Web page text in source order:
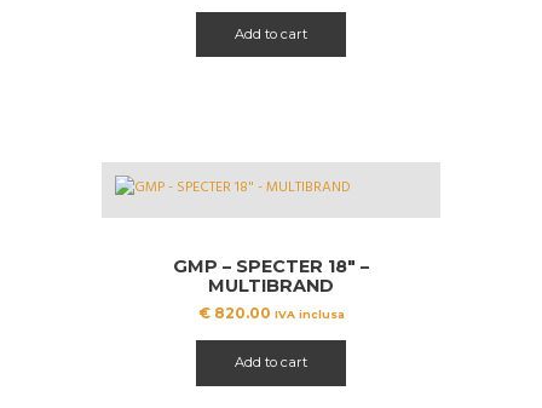
Add to cart
GMP – SPECTER 18″ –
MULTIBRAND
€820.00 IVA inclusa
Add to cart